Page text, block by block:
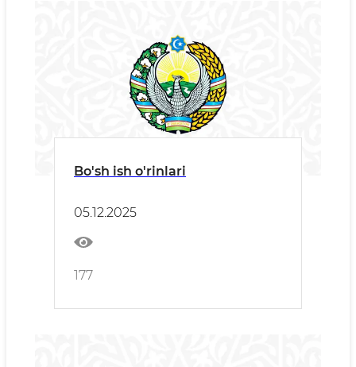
Bo'sh ish o'rinlari
05.12.2025
177